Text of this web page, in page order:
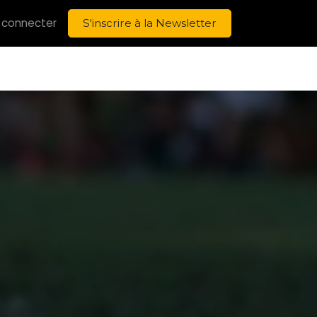
connecter S'inscrire à la Newsletter